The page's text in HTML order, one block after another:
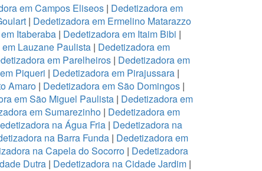
em Campos Eliseos | Dedetizadora em
| Dedetizadora em Ermelino Matarazzo
Itaberaba | Dedetizadora em Itaim Bibi |
Lauzane Paulista | Dedetizadora em
em Parelheiros | Dedetizadora em
Piqueri | Dedetizadora em Pirajussara |
Amaro| Dedetizadora em São Domingos|
em São Miguel Paulista| Dedetizadora em
em Sumarezinho | Dedetizadora em
na Água Fria| Dedetizadora na
na Barra Funda | Dedetizadora em
na Capela do Socorro | Dedetizadora
Dutra | Dedetizadora na Cidade Jardim|